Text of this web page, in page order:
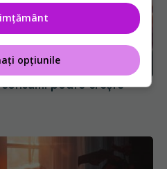
poate crește
opțiunile